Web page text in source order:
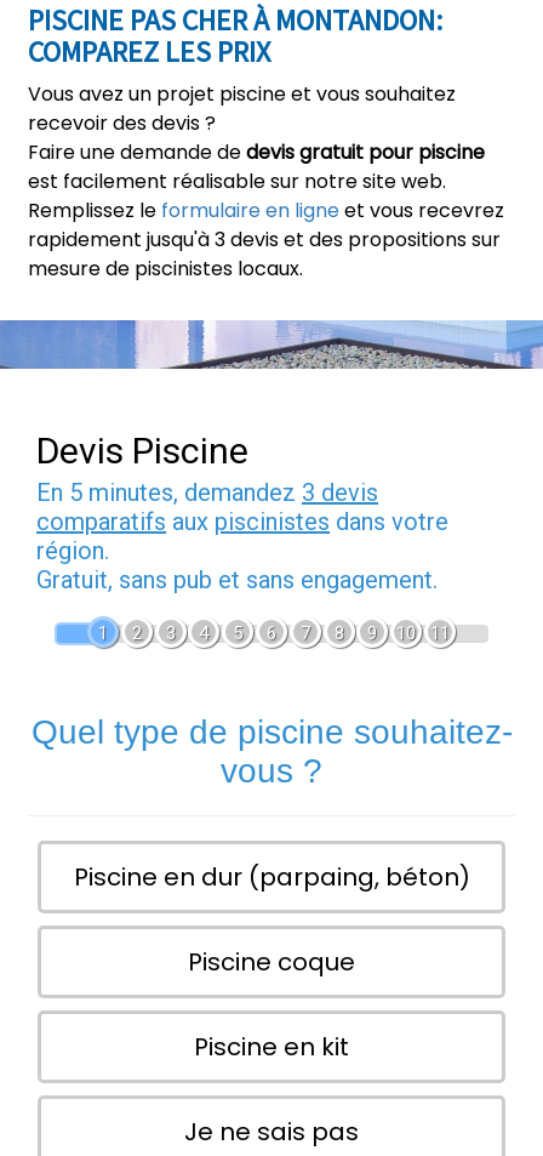
PISCINE PAS CHER À MONTANDON:
COMPAREZ LES PRIX
Vous avez un projet piscine et vous souhaitez
recevoir des devis ?
Faire une demande dedevis gratuit pour piscine
est facilement réalisable sur notre site web.
Remplissez le formulaire en ligneet vous recevrez
rapidement jusqu'à 3 devis et des propositions sur
mesure de piscinistes locaux.
Devis Piscine
En 5 minutes, demandez 3 devis
comparatifs aux piscinistes dans votre
région.
Gratuit, sans pub et sans engagement.
1 2 3 4 5 6 7 8 9 10 11
Quel type de piscine souhaitez-
vous ?
Piscine en dur (parpaing, béton)
Piscine coque
Piscine en kit
Je ne sais pas